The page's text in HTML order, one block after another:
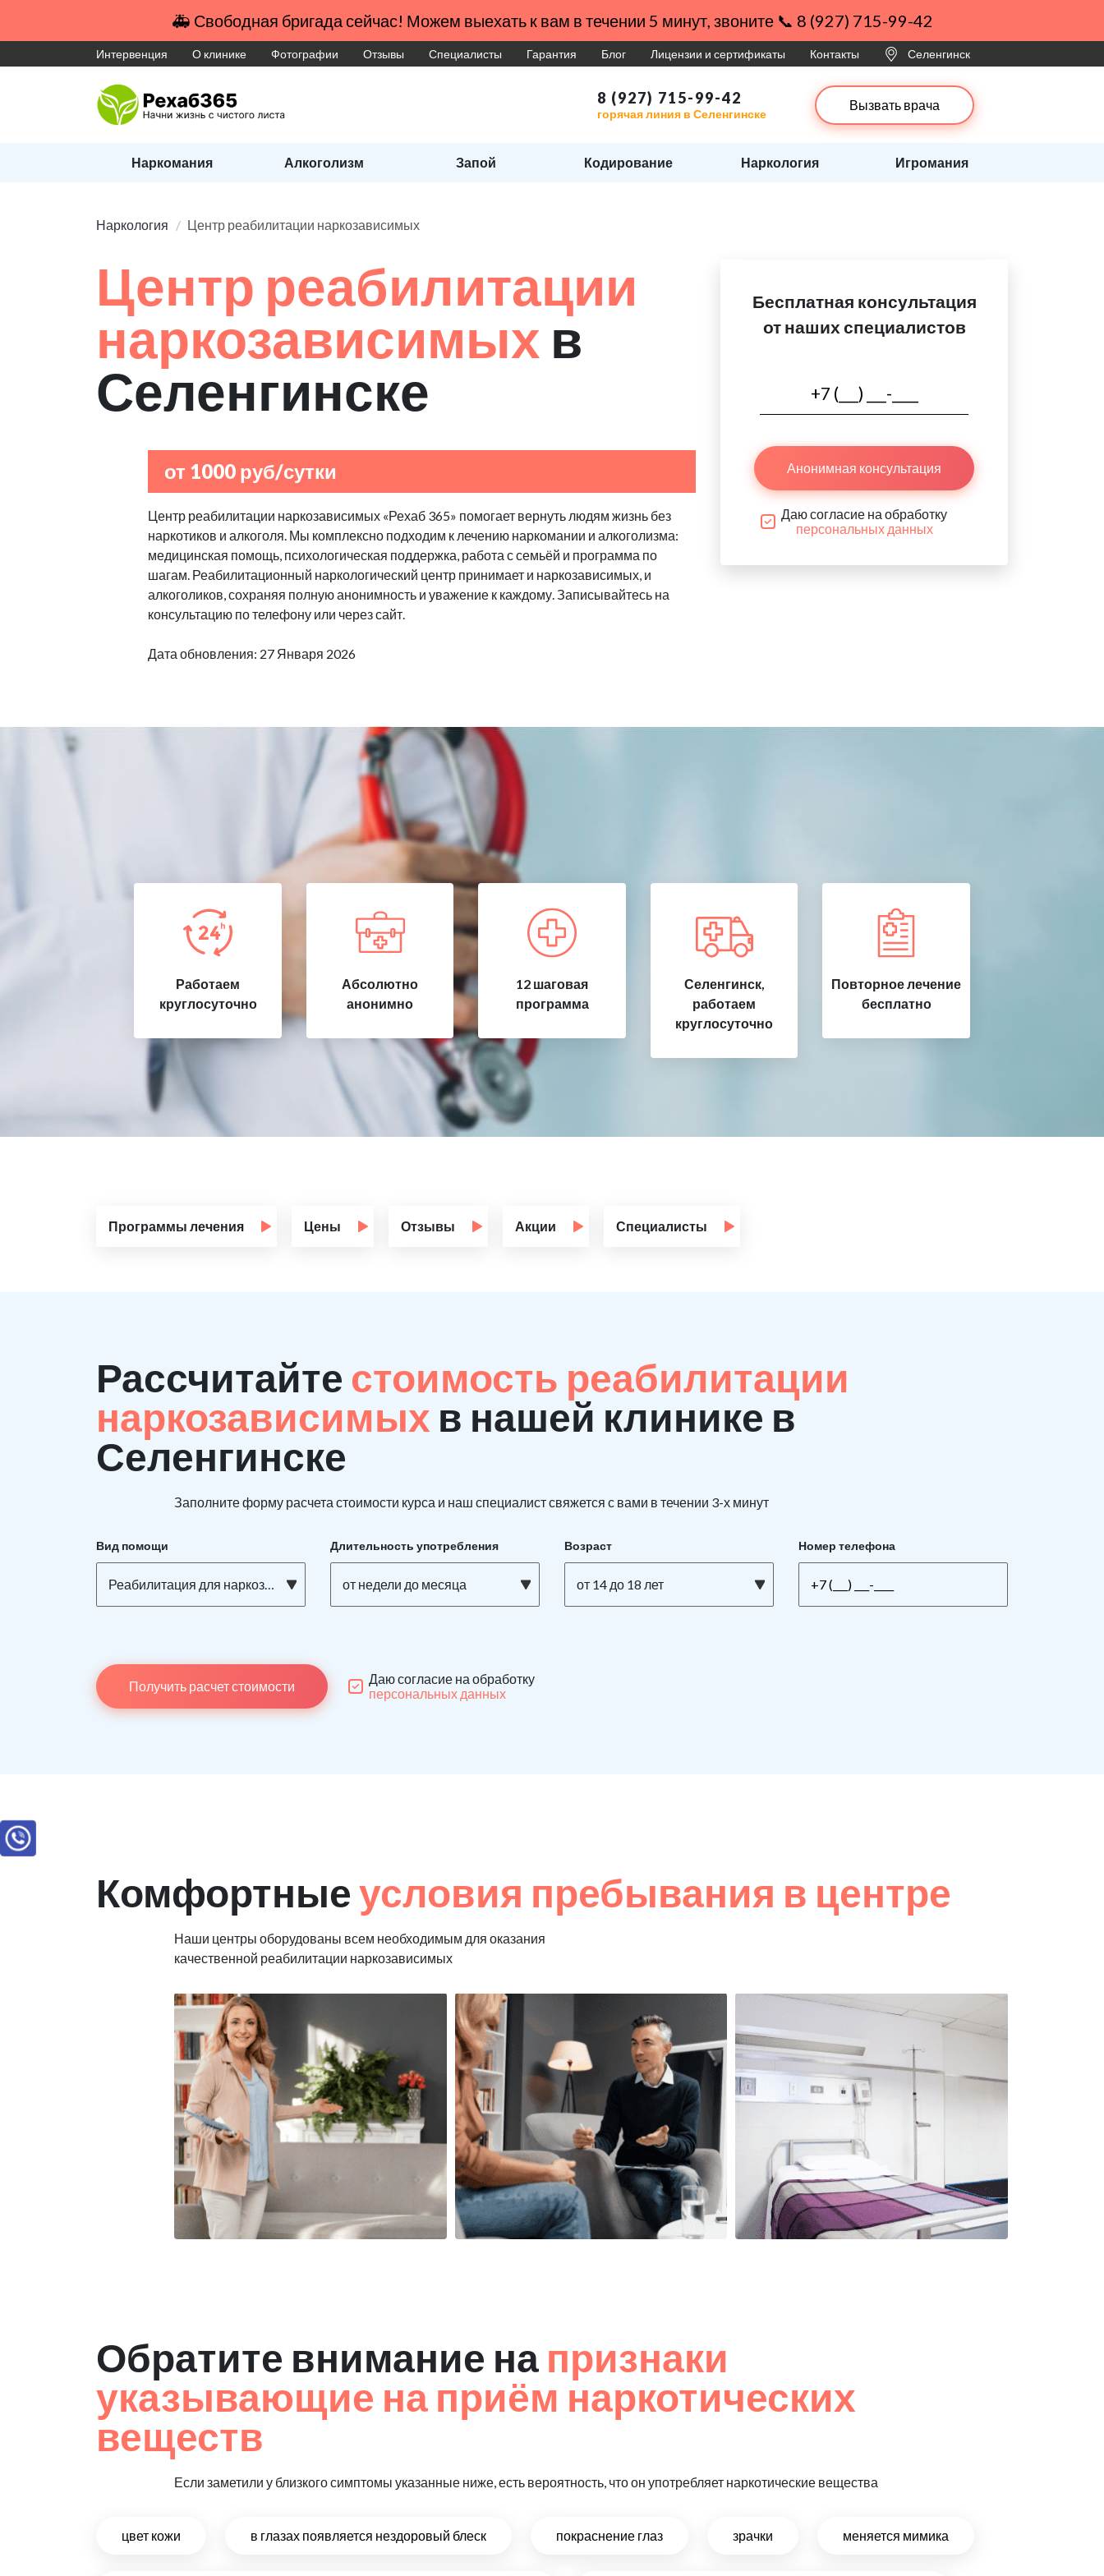
🚑 Свободная бригада сейчас! Можем выехать к вам в течении 5 минут, звоните 📞 8 (927) 715-99-42
Интервенция О клинике Фотографии Отзывы Специалисты Гарантия Блог Лицензии и сертификаты Контакты Селенгинск
8 (927) 715-99-42
горячая линия в Селенгинске
Вызвать врача
Наркомания Алкоголизм Запой Кодирование Наркология Игромания
Наркология Центр реабилитации наркозависимых
Центр реабилитации
наркозависимых в
Селенгинске
от 1000 руб/сутки
Центр реабилитации наркозависимых «Рехаб 365» помогает вернуть людям жизнь без
наркотиков и алкоголя. Мы комплексно подходим к лечению наркомании и алкоголизма:
медицинская помощь, психологическая поддержка, работа с семьёй и программа по
шагам. Реабилитационный наркологический центр принимает и наркозависимых, и
алкоголиков, сохраняя полную анонимность и уважение к каждому. Записывайтесь на
консультацию по телефону или через сайт.
Дата обновления: 27 Января 2026
Бесплатная консультация
от наших специалистов
Анонимная консультация
Даю согласие на обработку
персональных данных
Работаем
круглосуточно
Абсолютно
анонимно
12 шаговая
программа
Селенгинск,
работаем
круглосуточно
Повторное лечение
бесплатно
Программы лечения Цены Отзывы Акции Специалисты
Рассчитайте стоимость реабилитации
наркозависимых в нашей клинике в
Селенгинске
Заполните форму расчета стоимости курса и наш специалист свяжется с вами в течении 3-х минут
Вид помощи
Реабилитация для наркозависимых
Длительность употребления
от недели до месяца
Возраст
от 14 до 18 лет
Номер телефона
Получить расчет стоимости
Даю согласие на обработку
персональных данных
Комфортныеусловия пребывания в центре
Наши центры оборудованы всем необходимым для оказания
качественной реабилитации наркозависимых
Обратите внимание на признаки
указывающие на приём наркотических
веществ
Если заметили у близкого симптомы указанные ниже, есть вероятность, что он употребляет наркотические вещества
цвет кожи в глазах появляется нездоровый блеск покраснение глаз зрачки меняется мимика